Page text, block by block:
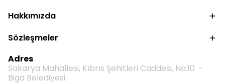
Hakkımızda
Sözleşmeler
Adres
Sakarya Mahallesi, Kıbrıs Şehitleri Caddesi, No:10 -
Biga Belediyesi